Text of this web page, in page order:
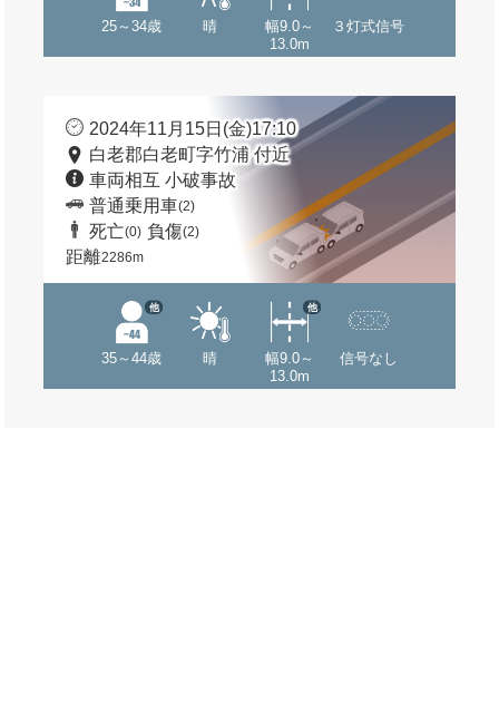
25～34歳 晴
幅9.0～
13.0m
３灯式信号
2024年11月15日(金)17:10
白老郡白老町字竹浦 付近
車両相互 小破事故
普通乗用車(2)
死亡(0) 負傷(2)
距離2286m
35～44歳
他
晴
幅9.0～
13.0m
他
信号なし